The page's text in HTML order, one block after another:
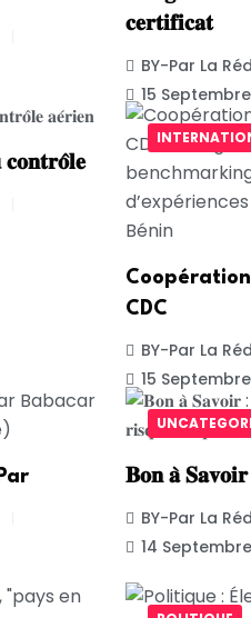
𝐜𝐞𝐫𝐭𝐢𝐟𝐢𝐜𝐚𝐭
BY-Par La
15
𝐜𝐨𝐧𝐭𝐫𝐨̂𝐥𝐞
CDC
BY-Par La
15
𝐁𝐨𝐧 𝐚̀
BY-Par La
14